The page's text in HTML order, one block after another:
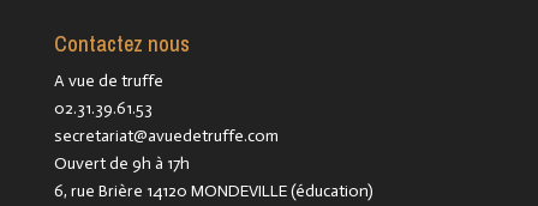
Contactez nous
A vue de truffe
02.31.39.61.53
secretariat@avuedetruffe.com
Ouvert de 9h à 17h
6, rue Brière 14120 MONDEVILLE (éducation)